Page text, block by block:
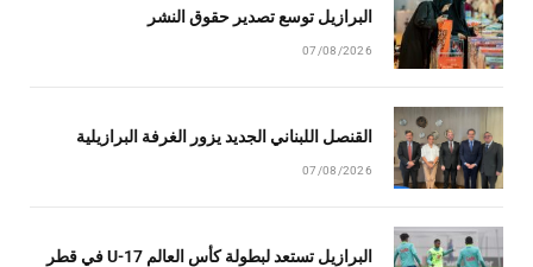
البرازيل توسع تصدير حقوق النشر
07/08/2026
القنصل اللبناني الجديد يزور الغرفة البرازيلية
07/08/2026
البرازيل تستعد لبطولة كأس العالم U-17 في قطر